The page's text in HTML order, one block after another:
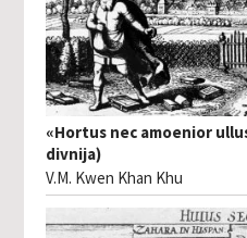
«Hortus nec amoenior
divnija)
V.M. Kwen Khan Khu